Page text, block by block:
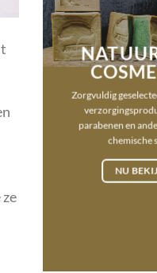
Zorgvuldig
parabenen en
chemische
NU